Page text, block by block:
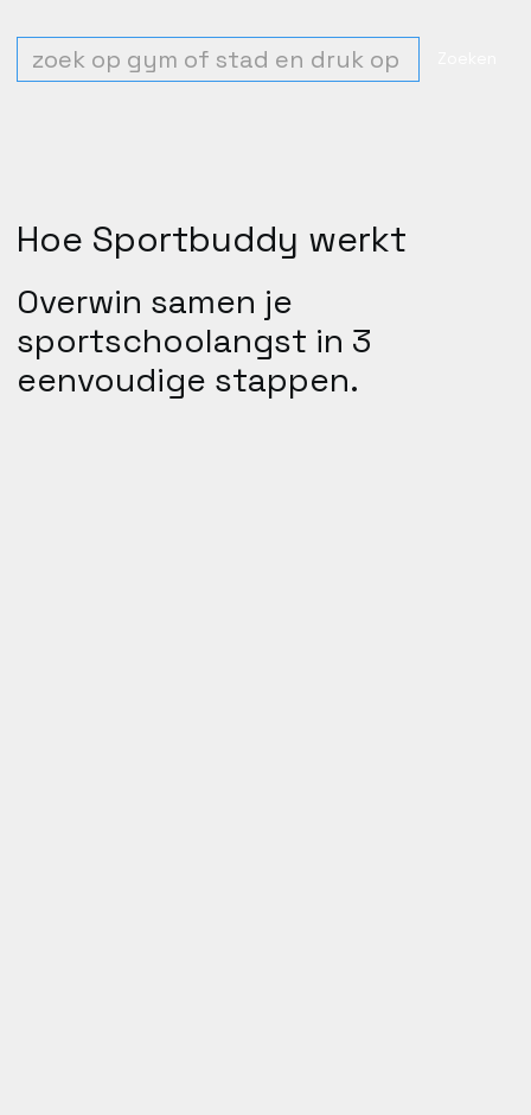
Hoe Sportbuddy werkt
Overwin samen je
sportschoolangst in 3
eenvoudige stappen.